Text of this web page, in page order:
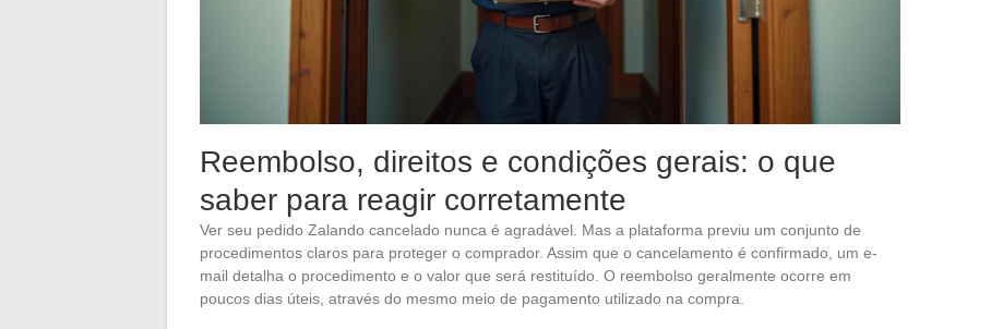
Reembolso, direitos e condições gerais: o que
saber para reagir corretamente
Ver seu pedido Zalando cancelado nunca é agradável. Mas a plataforma previu um conjunto de
procedimentos claros para proteger o comprador. Assim que o cancelamento é confirmado, um e-
mail detalha o procedimento e o valor que será restituído. O reembolso geralmente ocorre em
poucos dias úteis, através do mesmo meio de pagamento utilizado na compra.